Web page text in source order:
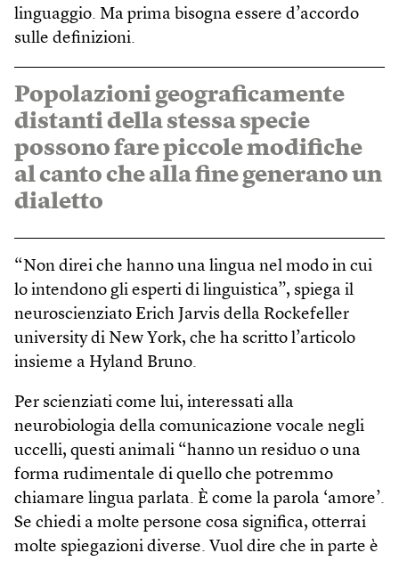
linguaggio. Ma prima bisogna essere d’accordo
sulle definizioni.
Popolazioni geograficamente
distanti della stessa specie
possono fare piccole modifiche
al canto che alla fine generano un
dialetto
“Non direi che hanno una lingua nel modo in cui
lo intendono gli esperti di linguistica”, spiega il
neuroscienziato Erich Jarvis della Rockefeller
university di New York, che ha scritto l’articolo
insieme a Hyland Bruno.
Per scienziati come lui, interessati alla
neurobiologia della comunicazione vocale negli
uccelli, questi animali “hanno un residuo o una
forma rudimentale di quello che potremmo
chiamare lingua parlata. È come la parola ‘amore’.
Se chiedi a molte persone cosa significa, otterrai
molte spiegazioni diverse. Vuol dire che in parte è